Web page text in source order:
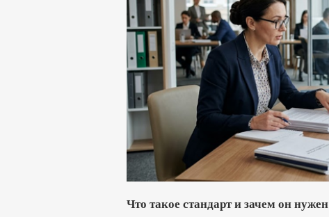
Что такое стандарт и зачем он нужен